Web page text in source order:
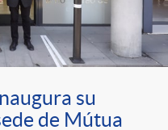
su
de Mútua